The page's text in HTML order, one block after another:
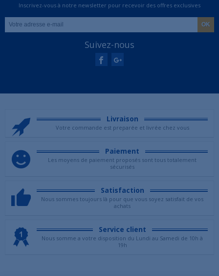
Inscrivez-vous à notre newsletter pour recevoir des offres exclusives
Suivez-nous
Livraison
Votre commande est preparée et livrée chez vous
Paiement
Les moyens de paiement proposés sont tous totalement
sécurisés
Satisfaction
Nous sommes toujours là pour que vous soyez satisfait de vos
achats
Service client
Nous somme a votre disposition du Lundi au Samedi de 10h à
19h